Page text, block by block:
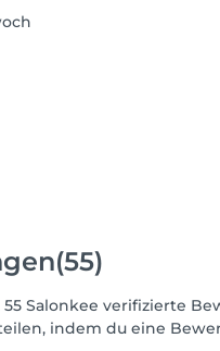
(55)
55 Salonkee verifizierte
indem du eine